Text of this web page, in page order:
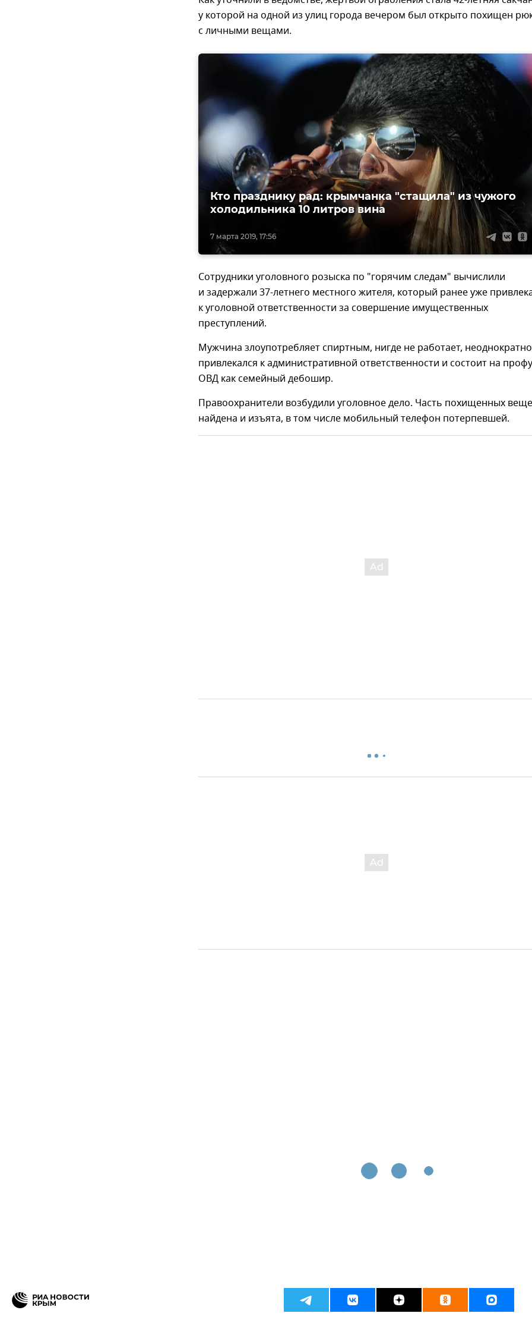
у которой на одной из улиц города вечером был открыто похищен
с личными вещами.
7 марта 2019, 17:56
Кто празднику рад: крымчанка "стащила" из чужого
холодильника 10 литров вина
Сотрудники уголовного розыска по "горячим следам" вычислили
и задержали 37-летнего местного жителя, который ранее уже
к уголовной ответственности за совершение имущественных
преступлений.
Мужчина злоупотребляет спиртным, нигде не работает, неоднократно
привлекался к административной ответственности и состоит на
ОВД как семейный дебошир.
Правоохранители возбудили уголовное дело. Часть похищенных
найдена и изъята, в том числе мобильный телефон потерпевшей.